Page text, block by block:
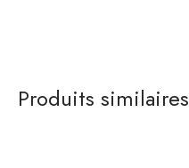
Produits similaires